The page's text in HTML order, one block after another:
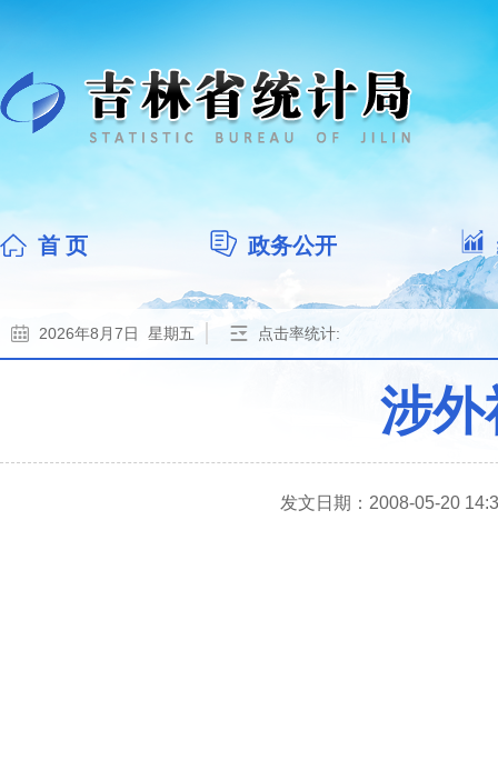
首 页 政务公开
2026年8月7日 星期五 点击率统计:
涉外
发文日期：2008-05-20